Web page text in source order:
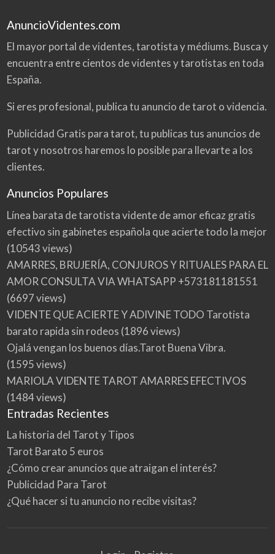
AnuncioVidentes.com
El mayor portal de videntes, tarotista y médiums. Busca y
encuentra entre cientos de videntes y tarotistas en toda
España.
Si eres profesional, publica tu anuncio de tarot o videncia.
Publicidad Gratis para tarot, tu publicas tus anuncios de
tarot y nosotros haremos lo posible para llevarte a los
clientes.
Anuncios Populares
Línea barata de tarotista vidente de amor eficaz gratis
efectivo sin gabinetes española que acierte todo la mejor
(10543 views)
AMARRES, BRUJERÍA, CONJUROS Y RITUALES PARA EL
AMOR CONSULTA VIA WHATSAPP +573181181551
(6697 views)
VIDENTE QUE ACIERTE Y ADIVINE TODO Tarotista
barato rapida sin rodeos (1896 views)
Ojalá vengan los buenos días.Tarot Buena Vibra.
(1595 views)
MARIOLA VIDENTE TAROT AMARRES EFECTIVOS
(1484 views)
Entradas Recientes
La historia del Tarot y Tipos
Tarot Barato 5 euros
¿Cómo crear anuncios que atraigan el interés?
Publicidad Para Tarot
¿Qué hacer si tu anuncio no recibe visitas?